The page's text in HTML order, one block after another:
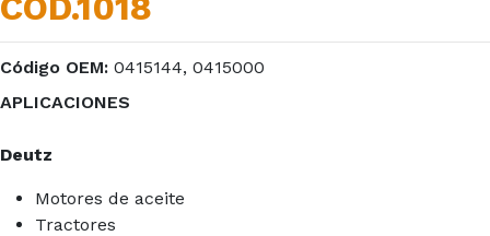
Código OEM: 0415144, 0415000
APLICACIONES
Deutz
Motores de aceite
Tractores